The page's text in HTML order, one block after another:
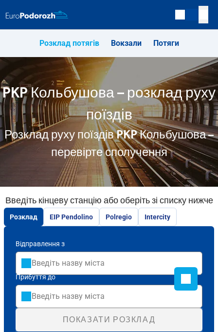
Розклад потягів Вокзали Потяги
PKP Кольбушова – розклад руху
поїздів
Розклад руху поїздів PKP Кольбушова –
перевірте сполучення
Введіть кінцеву станцію або оберіть зі списку нижче
Розклад EIP Pendolino Polregio Intercity
Відправлення з
Прибуття до
ПОКАЗАТИ РОЗКЛАД